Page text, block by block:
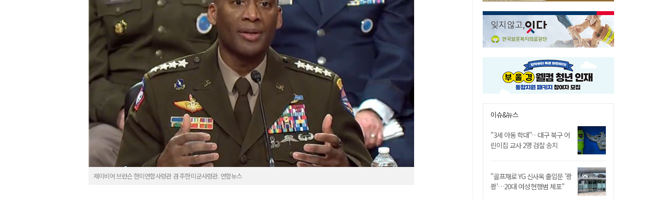
제이비어 브런슨 한미연합사령관 겸 주한미군사령관. 연합뉴스
이슈&뉴스
"3세 아동 학대"…대구 북구 어
린이집 교사 2명 검찰 송치
"골프채로 YG 신사옥 출입문 '쾅
쾅'…20대 여성 현행범 체포"